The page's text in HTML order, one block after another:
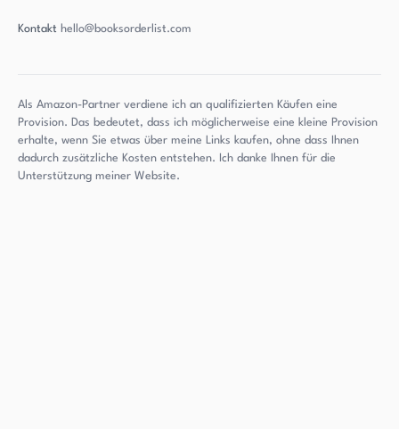
Kontakt hello@booksorderlist.com
Als Amazon-Partner verdiene ich an qualifizierten Käufen eine
Provision. Das bedeutet, dass ich möglicherweise eine kleine Provision
erhalte, wenn Sie etwas über meine Links kaufen, ohne dass Ihnen
dadurch zusätzliche Kosten entstehen. Ich danke Ihnen für die
Unterstützung meiner Website.